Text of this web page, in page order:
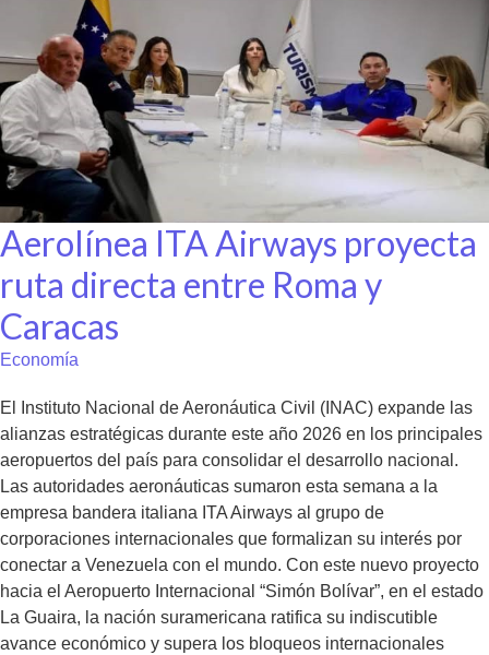
Aerolínea ITA Airways proyecta
ruta directa entre Roma y
Caracas
Economía
El Instituto Nacional de Aeronáutica Civil (INAC) expande las
alianzas estratégicas durante este año 2026 en los principales
aeropuertos del país para consolidar el desarrollo nacional.
Las autoridades aeronáuticas sumaron esta semana a la
empresa bandera italiana ITA Airways al grupo de
corporaciones internacionales que formalizan su interés por
conectar a Venezuela con el mundo. Con este nuevo proyecto
hacia el Aeropuerto Internacional “Simón Bolívar”, en el estado
La Guaira, la nación suramericana ratifica su indiscutible
avance económico y supera los bloqueos internacionales